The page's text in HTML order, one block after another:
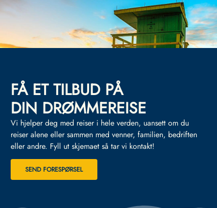
FÅ ET TILBUD PÅ
DIN DRØMMEREISE
Vi hjelper deg med reiser i hele verden, uansett om du
reiser alene eller sammen med venner, familien, bedriften
eller andre. Fyll ut skjemaet så tar vi kontakt!
SEND FORESPØRSEL